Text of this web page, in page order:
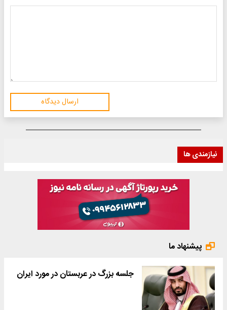
ارسال دیدگاه
نیازمندی ها
پیشنهاد ما
جلسه بزرگ در عربستان در مورد ایران